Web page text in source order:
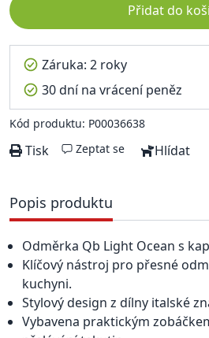
Přidat do
Záruka: 2 roky
30 dní na vrácení peněz
Kód produktu: P00036638
Tisk Zeptat se Hlídat
Popis produktu
Odměrka Qb Light Ocean s
Klíčový nástroj pro přesné
kuchyni.
Stylový design z dílny italské
Vybavena praktickým